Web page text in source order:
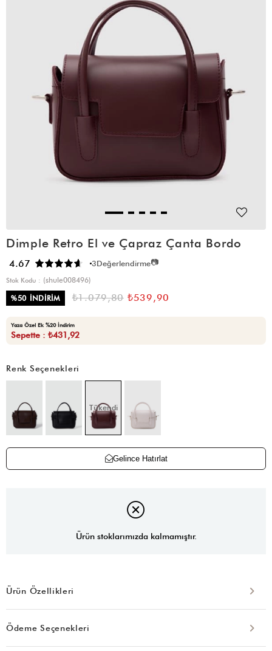
Dimple Retro El ve Çapraz Çanta Bordo
4.67 3Değerlendirme📷
Stok Kodu
(shule008496)
%50 İNDIRIM ₺1.079,80 ₺539,90
Yaza Özel Ek %20 İndirim
Sepette : ₺431,92
Renk Seçenekleri
Tükendi
Gelince Hatırlat
Ürün stoklarımızda kalmamıştır.
Ürün Özellikleri
Ödeme Seçenekleri